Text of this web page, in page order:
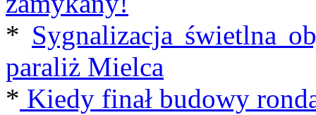
* Sygnalizacja świetlna
paraliż Mielca
* Kiedy finał budowy